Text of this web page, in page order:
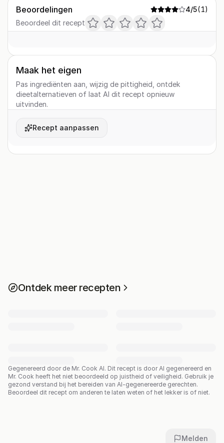
Beoordelingen 4/5(1)
Beoordeel dit recept
Maak het eigen
Pas ingrediënten aan, wijzig de pittigheid, ontdek
dieetalternatieven of laat AI dit recept opnieuw
uitvinden.
Recept aanpassen
Ontdek meer recepten
Gegenereerd door de Mr. Cook AI. Dit recept is door AI gegenereerd en
Mr. Cook heeft het niet beoordeeld op juistheid of veiligheid. Gebruik je
gezond verstand bij het bereiden van AI-gegenereerde gerechten.
Beoordeel dit recept om anderen te laten weten of het lekker is of niet.
Melden